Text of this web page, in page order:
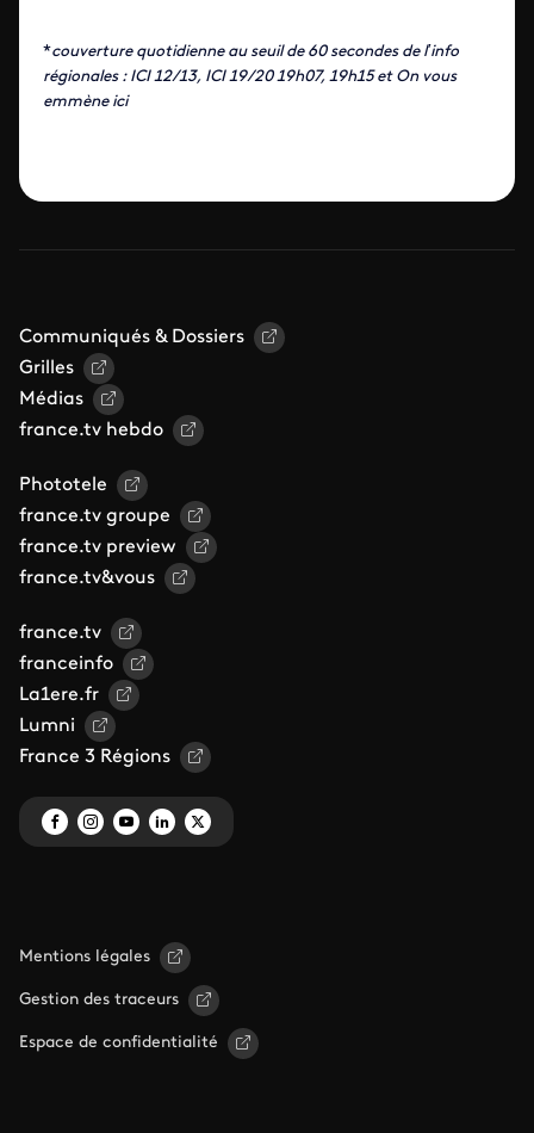
*couverture quotidienne au seuil de 60 secondes de l’info
régionales : ICI 12/13, ICI 19/20 19h07, 19h15 et On vous
emmène ici
Communiqués & Dossiers
Grilles
Médias
france.tv hebdo
Phototele
france.tv groupe
france.tv preview
france.tv&vous
france.tv
franceinfo
La1ere.fr
Lumni
France 3 Régions
Mentions légales
Gestion des traceurs
Espace de confidentialité